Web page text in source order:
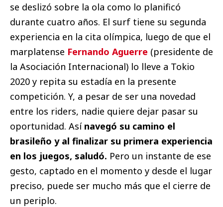
se deslizó sobre la ola como lo planificó
durante cuatro años. El surf tiene su segunda
experiencia en la cita olímpica, luego de que el
marplatense Fernando Aguerre (presidente de
la Asociación Internacional) lo lleve a Tokio
2020 y repita su estadía en la presente
competición. Y, a pesar de ser una novedad
entre los riders, nadie quiere dejar pasar su
oportunidad. Así navegó su camino el
brasileño y al finalizar su primera experiencia
en los juegos, saludó. Pero un instante de ese
gesto, captado en el momento y desde el lugar
preciso, puede ser mucho más que el cierre de
un periplo.